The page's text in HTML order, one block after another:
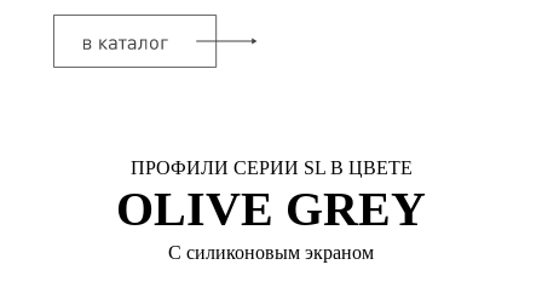
ПРОФИЛИ СЕРИИ SL В ЦВЕТЕ
OLIVE GREY
С силиконовым экраном